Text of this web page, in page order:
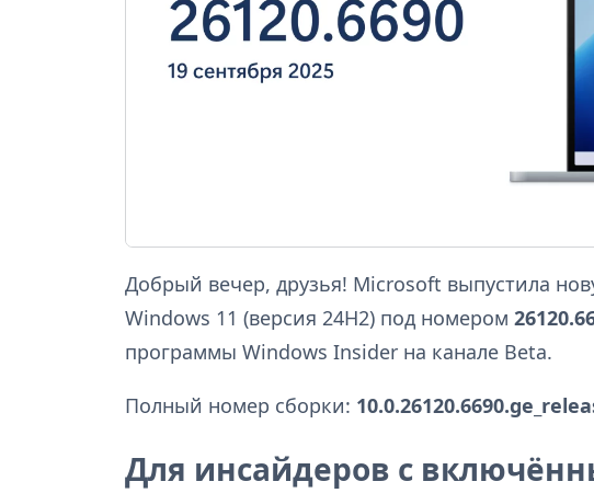
Добрый вечер, друзья! Microsoft выпустила
Windows 11 (версия 24H2) под номером
программы Windows Insider на канале Beta.
Полный номер сборки:
Для инсайдеров с